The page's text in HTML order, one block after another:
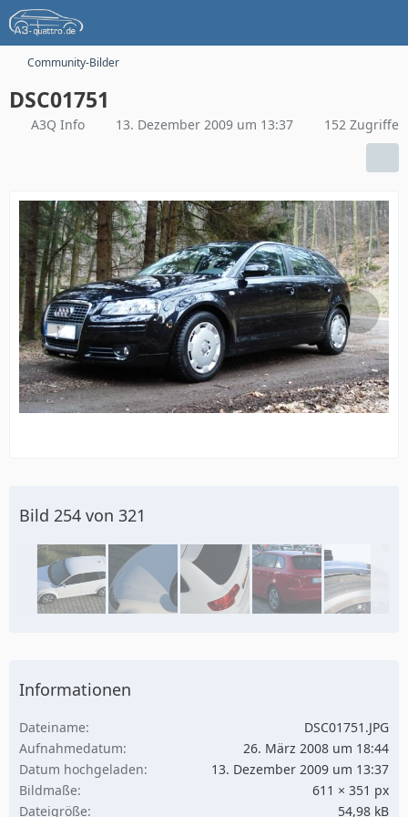
Community-Bilder
DSC01751
A3Q Info 13. Dezember 2009 um 13:37 152 Zugriffe
Bild 254 von 321
Informationen
Dateiname
DSC01751.JPG
Aufnahmedatum
26. März 2008 um 18:44
Datum hochgeladen
13. Dezember 2009 um 13:37
Bildmaße
611 × 351 px
Dateigröße
54,98 kB